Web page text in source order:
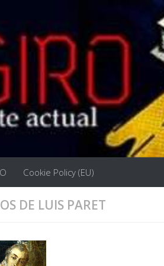
Cookie Policy (EU)
DE LUIS PARET